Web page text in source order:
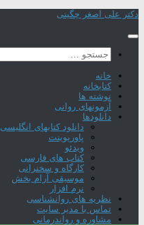
Skip
content
دکتر علی اصغر چگینی
جستجو
برای:
خانه
کتابخانه
نوشته ها
آزمونهای روانی
دانلودها
دانلود کتابهای انگلیسی
پاورپوینت
ویدئو
کتاب های فارسی
کارگاه و سخنرانی
موسیقی آرام بخش
نرم افزار
نظریه های روانشناسی
تماس با مدیر سایت
مشاوره و رواندرمانی